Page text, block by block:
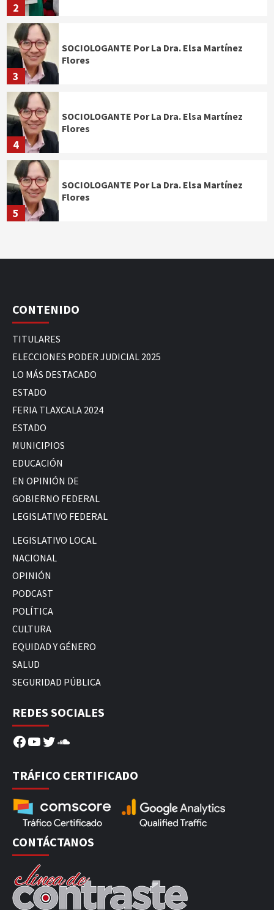
2
3
SOCIOLOGANTE Por La Dra. Elsa Martínez
Flores
4
SOCIOLOGANTE Por La Dra. Elsa Martínez
Flores
5
SOCIOLOGANTE Por La Dra. Elsa Martínez
Flores
CONTENIDO
TITULARES
ELECCIONES PODER JUDICIAL 2025
LO MÁS DESTACADO
ESTADO
FERIA TLAXCALA 2024
ESTADO
MUNICIPIOS
EDUCACIÓN
EN OPINIÓN DE
GOBIERNO FEDERAL
LEGISLATIVO FEDERAL
LEGISLATIVO LOCAL
NACIONAL
OPINIÓN
PODCAST
POLÍTICA
CULTURA
EQUIDAD Y GÉNERO
SALUD
SEGURIDAD PÚBLICA
REDES SOCIALES
Facebook
YouTube
Twitter
SoundCloud
TRÁFICO CERTIFICADO
CONTÁCTANOS